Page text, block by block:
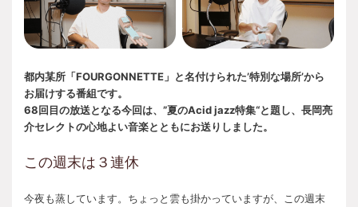
都内某所「FOURGONNETTE」と名付けられた’特別な場所’から
お届けする番組です。
68回目の放送となる今回は、”夏のAcid jazz特集“と題し、長岡亮
介セレクトの心地よい音楽とともにお送りしました。
この週末は３連休
今夜も蒸しています。ちょっと雲も掛かっていますが、この週末